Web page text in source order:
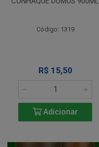
Código: 1319
R$ 15,50
Adicionar